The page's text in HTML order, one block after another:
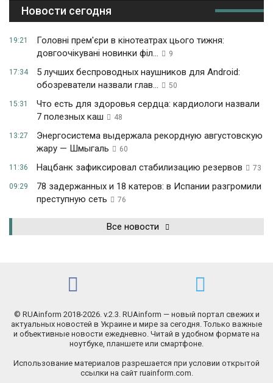
Новости сегодня
19:21
Головні прем'єри в кінотеатрах цього тижня:
довгоочікувані новинки філ...
9
17:34
5 лучших беспроводных наушников для Android:
обозреватели назвали глав...
50
15:31
Что есть для здоровья сердца: кардиологи назвали
7 полезных каш
48
13:27
Энергосистема выдержала рекордную августовскую
жару — Шмыгаль
60
11:36 Нацбанк зафиксировал стабилизацию резервов 73
09:29
78 задержанных и 18 катеров: в Испании разгромили
преступную сеть
76
Все новости
© RUAinform 2018-2026. v.2.3. RUAinform — новый портал свежих и
актуальных новостей в Украине и мире за сегодня. Только важные
и объективные новости ежедневно. Читай в удобном формате на
ноутбуке, планшете или смартфоне.
Использование материалов разрешается при условии открытой
ссылки на сайт ruainform.com.